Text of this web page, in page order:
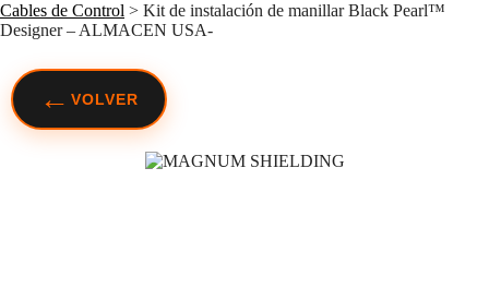
Cables de Control > Kit de instalación de manillar Black Pearl™
Designer – ALMACEN USA-
← VOLVER